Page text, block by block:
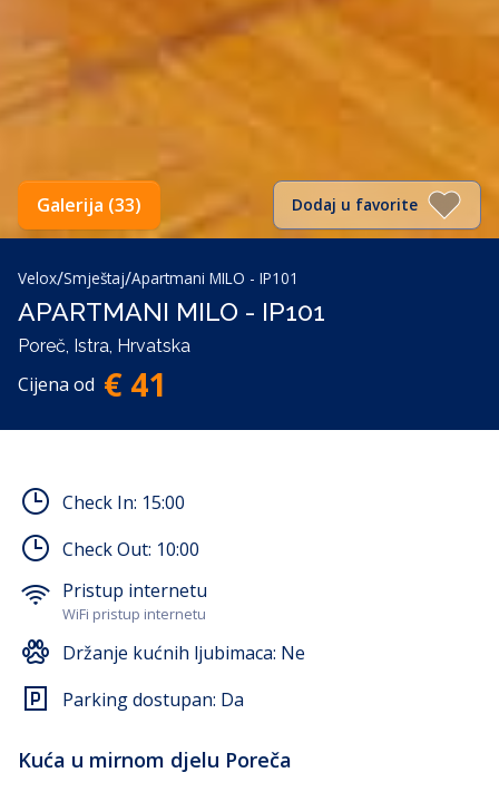
Dodaj u favorite
Galerija (33)
Velox/Smještaj/Apartmani MILO - IP101
APARTMANI MILO - IP101
Poreč, Istra, Hrvatska
Cijena od € 41
Check In: 15:00
Check Out: 10:00
Pristup internetu
WiFi pristup internetu
Držanje kućnih ljubimaca: Ne
Parking dostupan: Da
Kuća u mirnom djelu Poreča